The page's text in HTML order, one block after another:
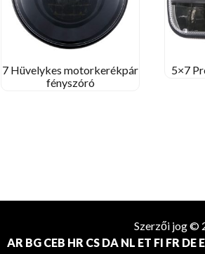
7 Hüvelykes motorkerékpár
fényszóró
5×7
Szerzői jog ©
AR BG CEB HR CS DA NL ET FI FR DE